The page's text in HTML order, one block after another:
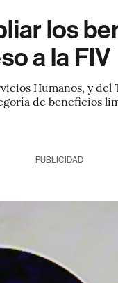
los
a la FIV
Humanos, y
de beneficios
PUBLICIDAD